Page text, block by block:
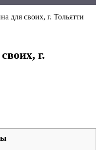
для своих, г. Тольятти
г.